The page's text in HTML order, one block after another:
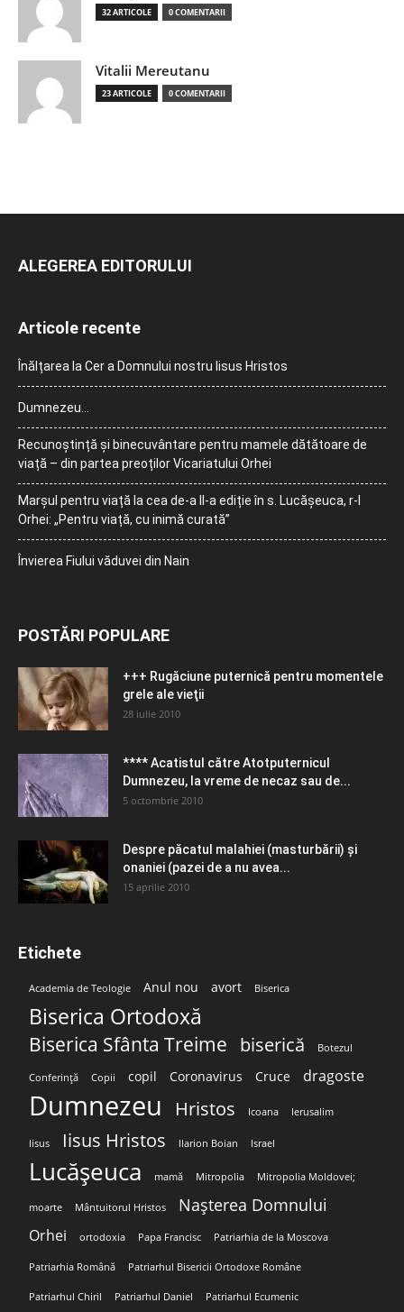
32 ARTICOLE 0 COMENTARII
Vitalii Mereutanu
23 ARTICOLE 0 COMENTARII
ALEGEREA EDITORULUI
Articole recente
Înălțarea la Cer a Domnului nostru Iisus Hristos
Dumnezeu…
Recunoștință și binecuvântare pentru mamele dătătoare de
viață – din partea preoților Vicariatului Orhei
Marșul pentru viață la cea de-a II-a ediție în s. Lucășeuca, r-l
Orhei: „Pentru viață, cu inimă curată”
Învierea Fiului văduvei din Nain
POSTĂRI POPULARE
+++ Rugăciune puternică pentru momentele
grele ale vieţii
28 iulie 2010
**** Acatistul către Atotputernicul
Dumnezeu, la vreme de necaz sau de...
5 octombrie 2010
Despre păcatul malahiei (masturbării) şi
onaniei (pazei de a nu avea...
15 aprilie 2010
Etichete
Academia de Teologie Anul nou avort Biserica
Biserica Ortodoxă
Biserica Sfânta Treime biserică Botezul
Conferință Copii copil Coronavirus Cruce dragoste
Dumnezeu Hristos Icoana Ierusalim
Iisus Iisus Hristos Ilarion Boian Israel
Lucășeuca mamă Mitropolia Mitropolia Moldovei;
moarte Mântuitorul Hristos Nașterea Domnului
Orhei ortodoxia Papa Francisc Patriarhia de la Moscova
Patriarhia Română Patriarhul Bisericii Ortodoxe Române
Patriarhul Chiril Patriarhul Daniel Patriarhul Ecumenic